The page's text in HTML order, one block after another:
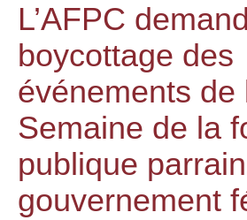
L’AFPC
boycottage des
événements de
Semaine de la
publique
gouvernement